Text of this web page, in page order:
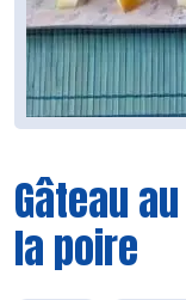
Gâteau
la poire